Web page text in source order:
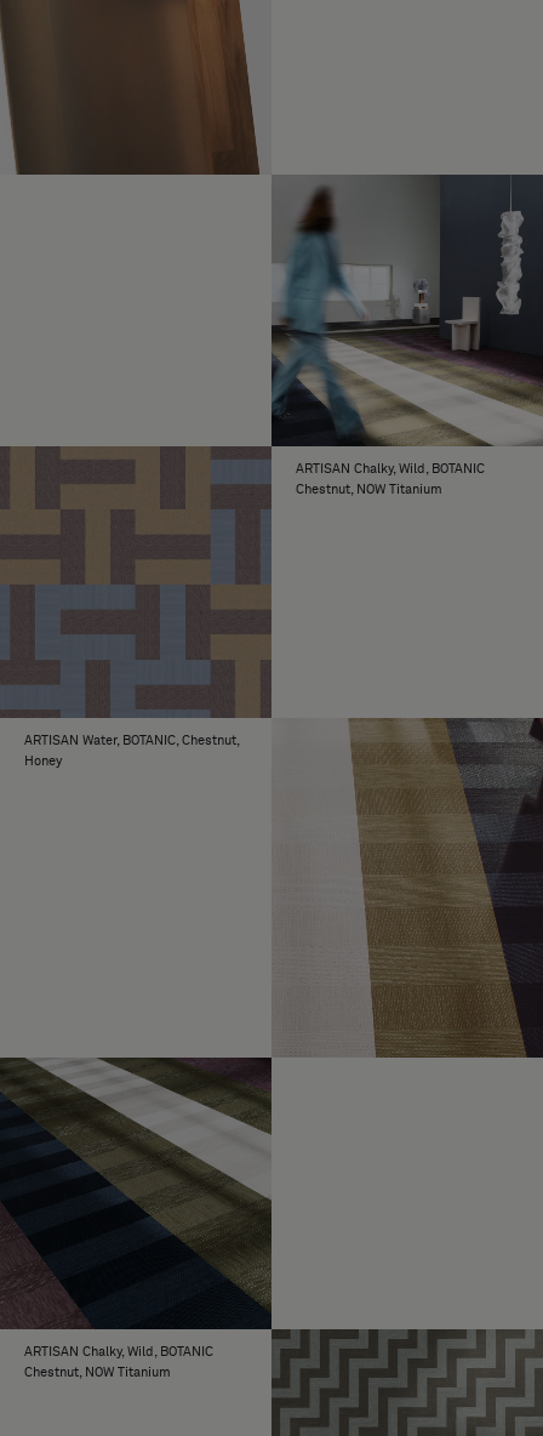
ARTISAN Chalky, Wild, BOTANIC
Chestnut, NOW Titanium
ARTISAN Water, BOTANIC, Chestnut,
Honey
ARTISAN Chalky, Wild, BOTANIC
Chestnut, NOW Titanium